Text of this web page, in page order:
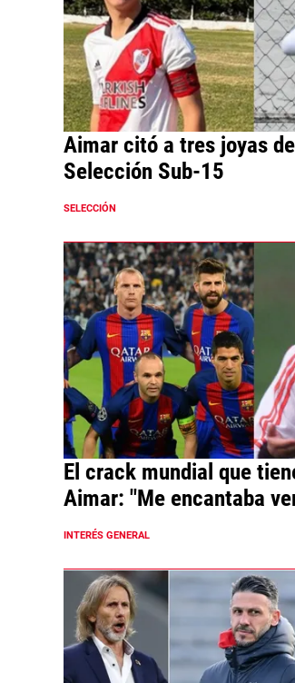
Aimar citó a tres joyas
Selección Sub-15
SELECCIÓN
El crack mundial que
Aimar: "Me encantaba
INTERÉS GENERAL